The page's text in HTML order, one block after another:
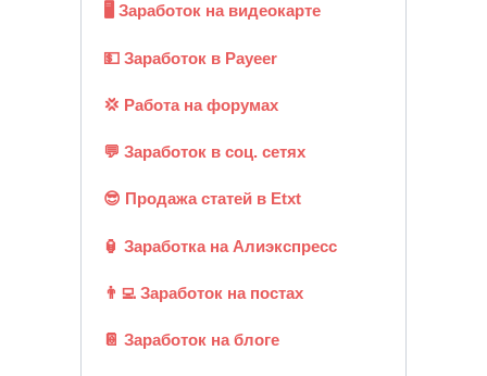
🖥️ Заработок на видеокарте
💵 Заработок в Payeer
💢 Работа на форумах
💬 Заработок в соц. сетях
😎 Продажа статей в Etxt
🏮 Заработка на Алиэкспресс
👨‍💻 Заработок на постах
📔 Заработок на блоге